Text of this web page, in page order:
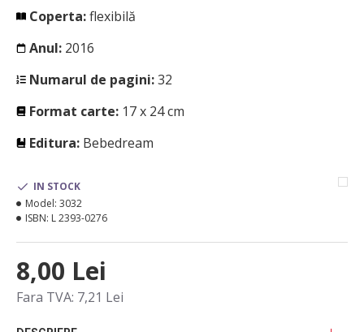
Coperta:flexibilă
Anul: 2016
Numarul de pagini:32
Format carte: 17 x 24 cm
Editura: Bebedream
8,00 Lei
Fara TVA: 7,21 Lei
IN STOCK
Model: 3032
ISBN: L 2393-0276